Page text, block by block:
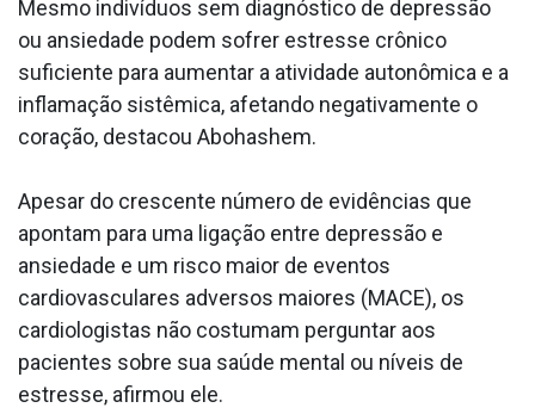
Mesmo indivíduos sem diagnóstico de depressão
ou ansiedade podem sofrer estresse crônico
suficiente para aumentar a atividade autonômica e a
inflamação sistêmica, afetando negativamente o
coração, destacou Abohashem.
Apesar do crescente número de evidências que
apontam para uma ligação entre depressão e
ansiedade e um risco maior de eventos
cardiovasculares adversos maiores (MACE), os
cardiologistas não costumam perguntar aos
pacientes sobre sua saúde mental ou níveis de
estresse, afirmou ele.